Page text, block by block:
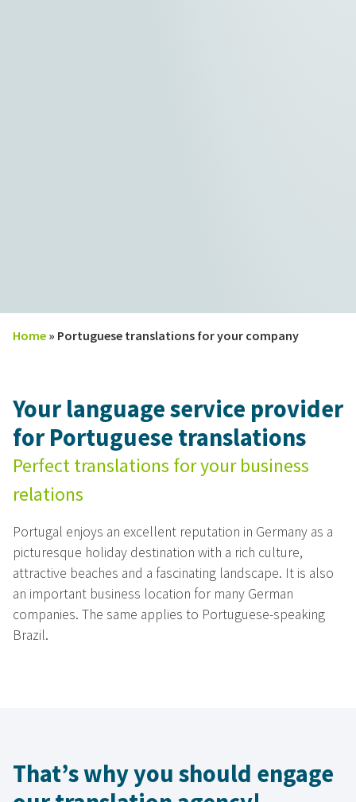
Home » Portuguese translations for your company
Your language service provider
for Portuguese translations
Perfect translations for your business
relations
Portugal enjoys an excellent reputation in Germany as a
picturesque holiday destination with a rich culture,
attractive beaches and a fascinating landscape. It is also
an important business location for many German
companies. The same applies to Portuguese-speaking
Brazil.
That’s why you should engage